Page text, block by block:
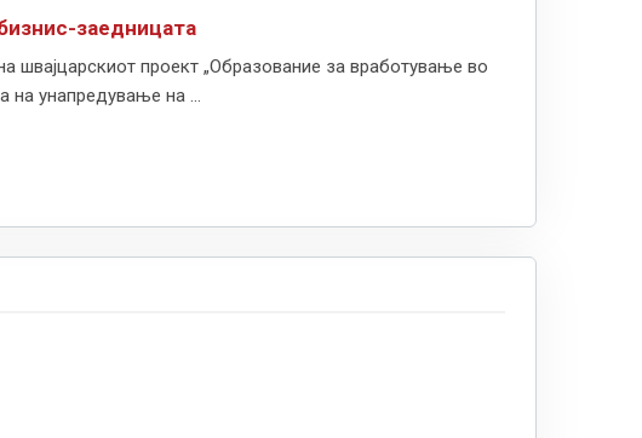
заедницата
проект „Образование за вработување во
на унапредување на ...